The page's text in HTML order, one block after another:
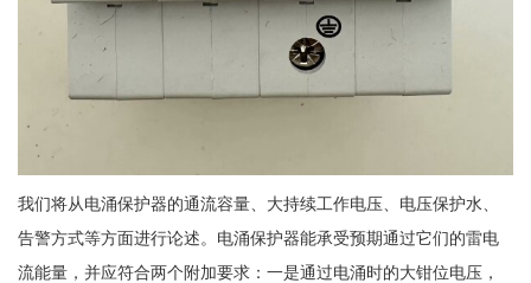
我们将从电涌保护器的通流容量、大持续工作电压、电压保护水、
告警方式等方面进行论述。电涌保护器能承受预期通过它们的雷电
流能量，并应符合两个附加要求：一是通过电涌时的大钳位电压，